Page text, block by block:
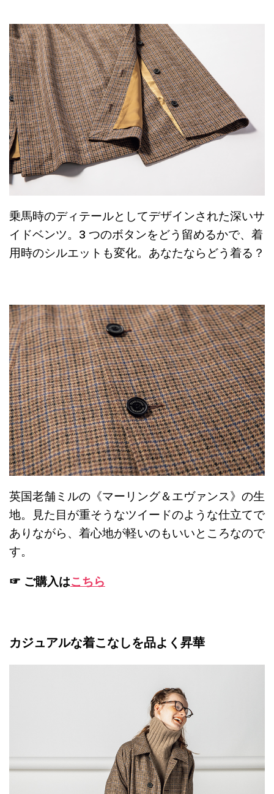
乗馬時のディテールとしてデザインされた深いサ
イドベンツ。3 つのボタンをどう留めるかで、着
用時のシルエットも変化。あなたならどう着る？
英国老舗ミルの《マーリング＆エヴァンス》の生
地。見た目が重そうなツイードのような仕立てで
ありながら、着心地が軽いのもいいところなので
す。
☞ ご購入はこちら
カジュアルな着こなしを品よく昇華